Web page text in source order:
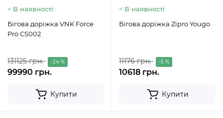
В наявності
Бігова доріжка VNK Force
Pro CS002
131125 грн. -24 %
99990 грн.
Купити
В наявності
Бігова доріжка Zipro Yougo
11176 грн. -5 %
10618 грн.
Купити